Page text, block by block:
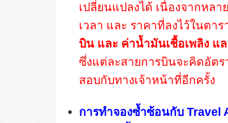
เปลี่ยนแปลงได้ เนื่องจากหล
เวลา และ ราคาที่ลงไว้ในตา
บิน และ ค่าน้ำมันเชื้อเพลิง แ
ซึ่งแต่ละสายการบินจะคิดอัต
สอบกับทางเจ้าหน้าที่อีกครั้ง
การทำจองซ้ำซ้อนกับ Travel